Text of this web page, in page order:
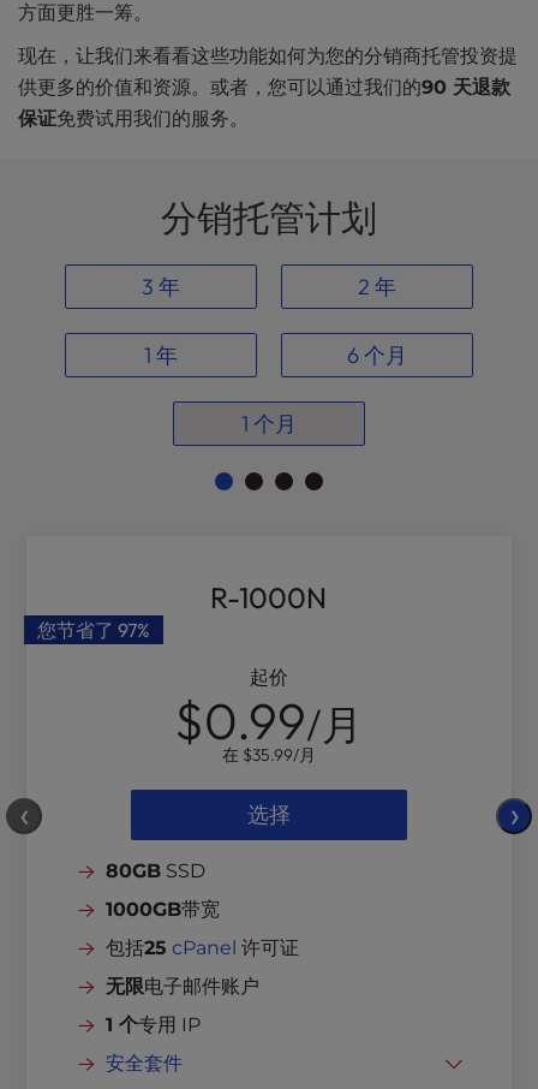
方面更胜一筹。
现在，让我们来看看这些功能如何为您的分销商托管投资提
供更多的价值和资源。或者，您可以通过我们的90 天退款
保证免费试用我们的服务。
分销托管计划
3 年 2 年
1 年 6 个月
1 个月
R-1000N
您节省了97%
起价
$0.99/月
在 $35.99/月
选择
80GB SSD
1000GB带宽
包括25 cPanel 许可证
无限电子邮件账户
1 个专用 IP
安全套件
❮ ❯